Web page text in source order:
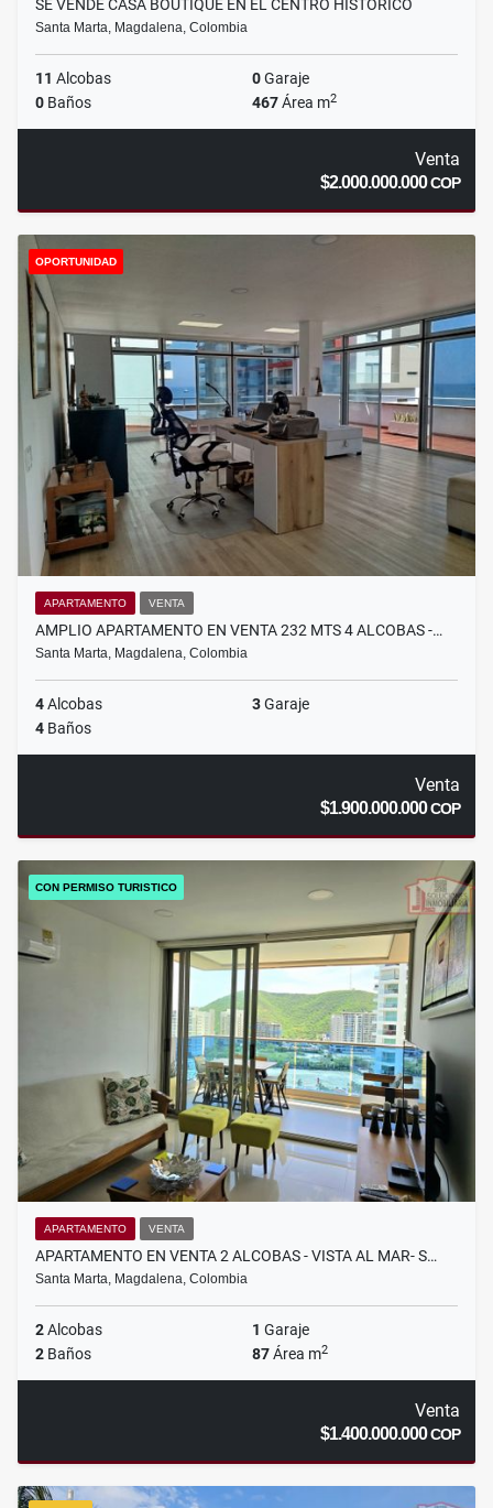
SE VENDE CASA BOUTIQUE EN EL CENTRO HISTÓRICO
Santa Marta, Magdalena, Colombia
11 Alcobas 0Garaje
0 Baños 467Área m2
Venta
$2.000.000.000COP
OPORTUNIDAD
APARTAMENTO VENTA
AMPLIO APARTAMENTO EN VENTA 232 MTS 4 ALCOBAS -…
Santa Marta, Magdalena, Colombia
4Alcobas 3Garaje
4 Baños
Venta
$1.900.000.000COP
CON PERMISO TURISTICO
APARTAMENTO VENTA
APARTAMENTO EN VENTA 2 ALCOBAS - VISTA AL MAR- S…
Santa Marta, Magdalena, Colombia
2Alcobas 1 Garaje
2 Baños 87Área m2
Venta
$1.400.000.000COP